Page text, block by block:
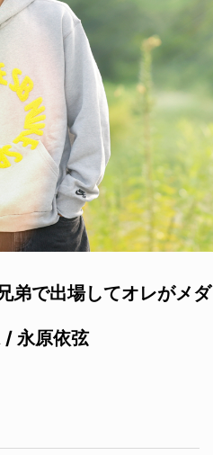
弟で出場してオレがメダ
永原依弦